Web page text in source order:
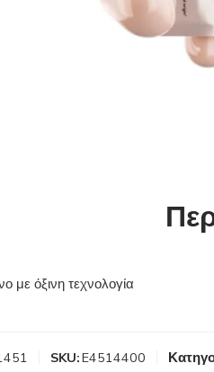
με όξινη τεχνολογία
SKU:E4514400